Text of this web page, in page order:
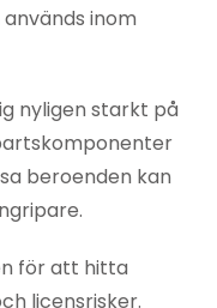
inom
nyligen starkt på
beroenden kan
för att hitta
licensrisker.